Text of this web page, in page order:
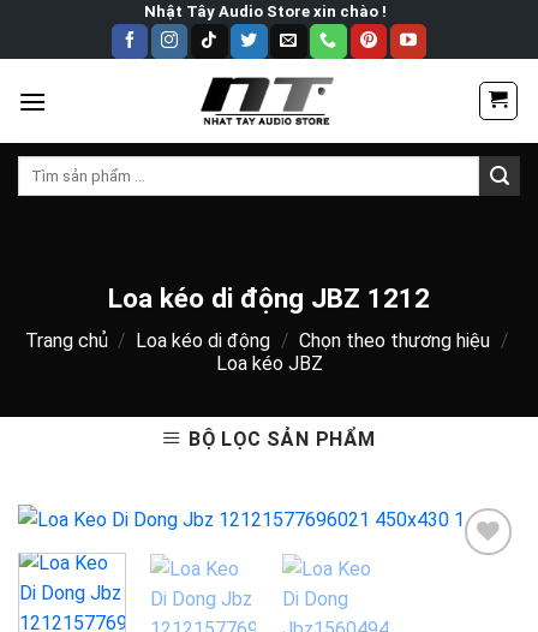
Nhật Tây Audio Store xin chào !
Tìm
Loa kéo di động JBZ 1212
Trang chủ / Loa kéo di động / Chọn theo thương hiệu /
Loa kéo JBZ
BỘ LỌC SẢN PHẨM